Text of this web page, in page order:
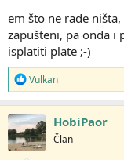
:
em što ne rade
zapušteni, pa onda i
isplatiti plate ;-)
R
e
a
g
o
v
a
Vulkan
HobiPaor
Član